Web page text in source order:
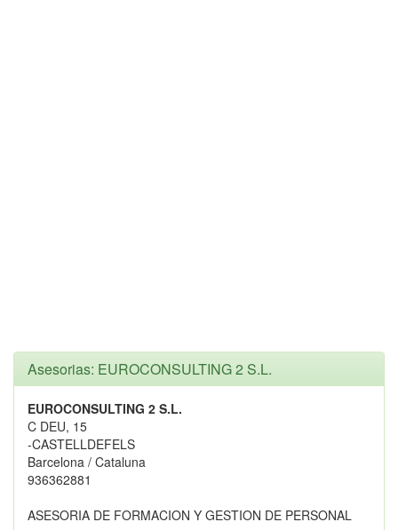
Asesorias: EUROCONSULTING 2 S.L.
EUROCONSULTING 2 S.L.
C DEU, 15
-CASTELLDEFELS
Barcelona / Cataluna
936362881
ASESORIA DE FORMACION Y GESTION DE PERSONAL